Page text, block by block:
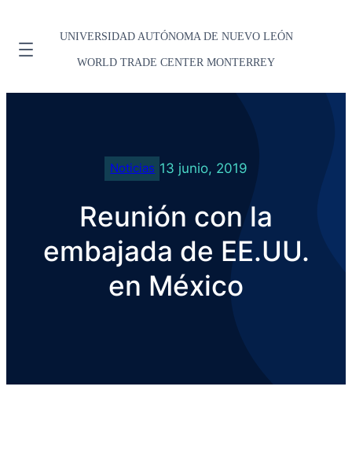
UNIVERSIDAD AUTÓNOMA DE NUEVO LEÓN
WORLD TRADE CENTER MONTERREY
Noticias 13 junio, 2019
Reunión con la
embajada de EE.UU.
en México